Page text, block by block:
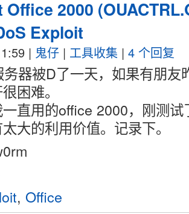
2000
Exploit
| 鬼仔 | 工具收集 | 4 个回复
器被D了一天，如果有朋友
困难。
直用的office 2000，刚测
大的利用价值。记录下。
, Office